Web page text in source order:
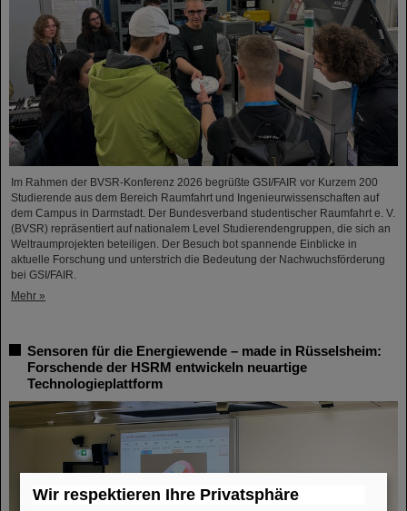
Im Rahmen der BVSR-Konferenz 2026 begrüßte GSI/FAIR vor Kurzem 200
Studierende aus dem Bereich Raumfahrt und Ingenieurwissenschaften auf
dem Campus in Darmstadt. Der Bundesverband studentischer Raumfahrt e. V.
(BVSR) repräsentiert auf nationalem Level Studierendengruppen, die sich an
Weltraumprojekten beteiligen. Der Besuch bot spannende Einblicke in
aktuelle Forschung und unterstrich die Bedeutung der Nachwuchsförderung
bei GSI/FAIR.
Mehr »
Sensoren für die Energiewende – made in Rüsselsheim:
Forschende der HSRM entwickeln neuartige
Technologieplattform
Wir respektieren Ihre Privatsphäre